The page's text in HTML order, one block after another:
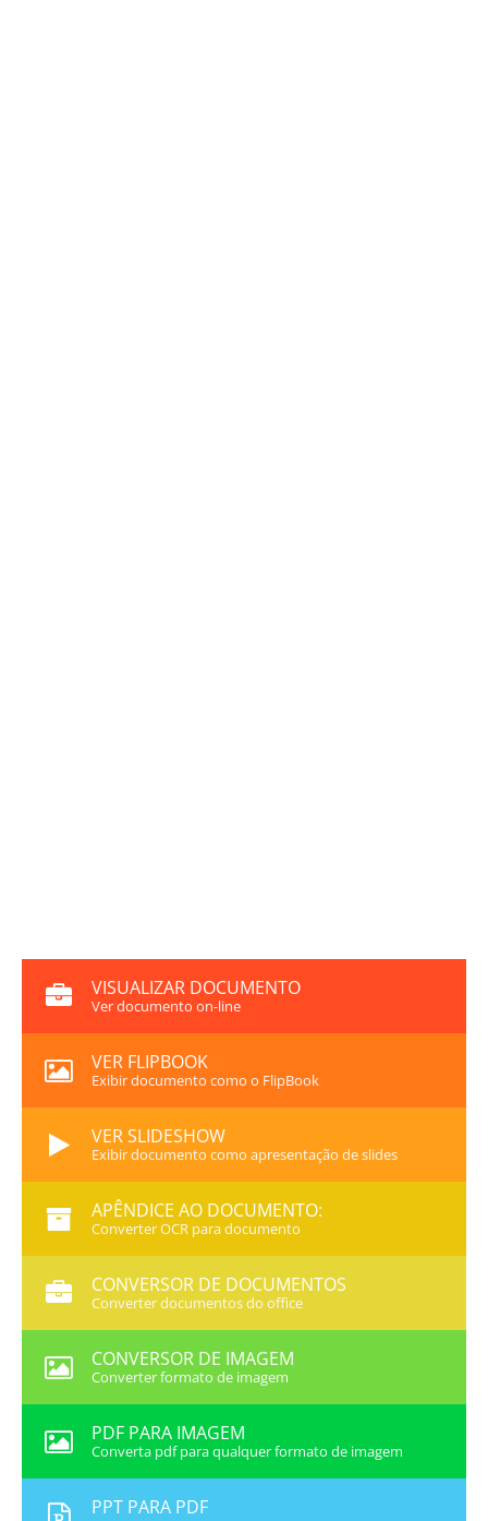
VISUALIZAR DOCUMENTO
Ver documento on-line
VER FLIPBOOK
Exibir documento como o FlipBook
VER SLIDESHOW
Exibir documento como apresentação de slides
APÊNDICE AO DOCUMENTO:
Converter OCR para documento
CONVERSOR DE DOCUMENTOS
Converter documentos do office
CONVERSOR DE IMAGEM
Converter formato de imagem
PDF PARA IMAGEM
Converta pdf para qualquer formato de imagem
PPT PARA PDF